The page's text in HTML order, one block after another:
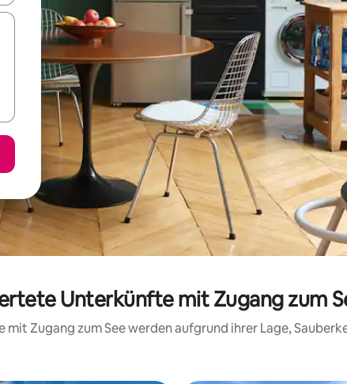
Unterkünfte mit Zugang zum
mit Zugang zum See werden aufgrund ihrer Lage,